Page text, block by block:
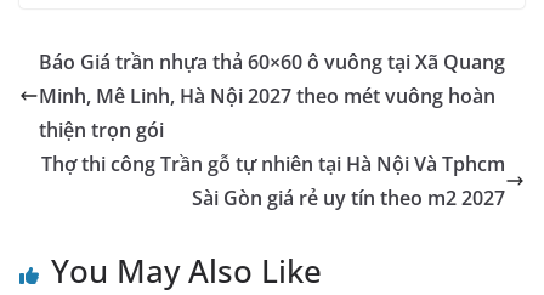
Báo Giá trần nhựa thả 60×60 ô vuông tại Xã Quang
Minh, Mê Linh, Hà Nội 2027 theo mét vuông hoàn
thiện trọn gói
Thợ thi công Trần gỗ tự nhiên tại Hà Nội Và Tphcm
Sài Gòn giá rẻ uy tín theo m2 2027
You May Also Like